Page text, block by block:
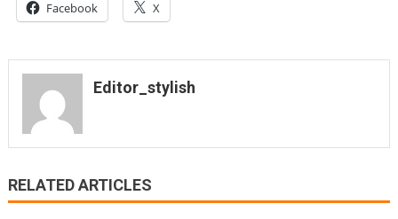
Facebook X
Editor_stylish
RELATED ARTICLES